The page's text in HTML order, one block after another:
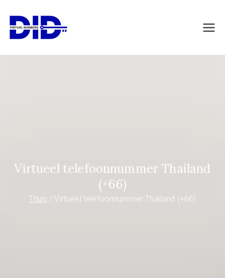
inhoud
DIDVirtualNumb
Virtueel telefoonnummer Thailand
(+66)
Thuis Virtueel telefoonnummer Thailand (+66)